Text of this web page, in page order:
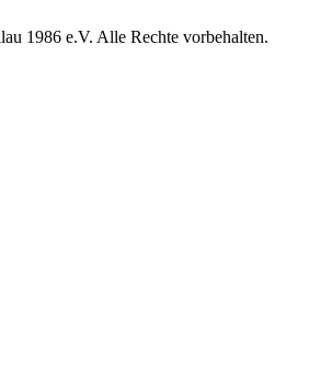
1986 e.V. Alle Rechte vorbehalten.